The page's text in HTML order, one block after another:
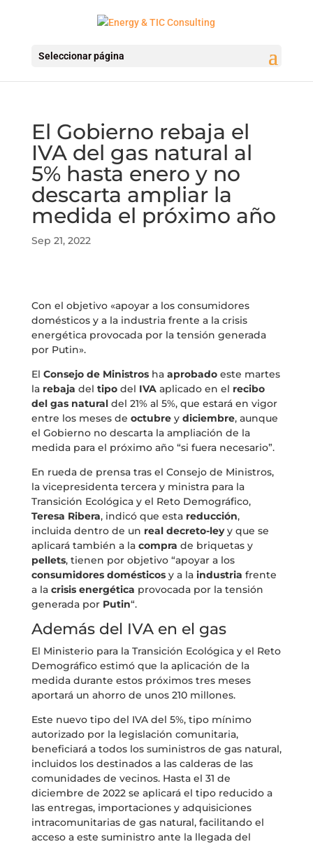
Seleccionar página
El Gobierno rebaja el
IVA del gas natural al
5% hasta enero y no
descarta ampliar la
medida el próximo año
Sep 21, 2022
Con el objetivo «apoyar a los consumidores
domésticos y a la industria frente a la crisis
energética provocada por la tensión generada
por Putin».
El Consejo de Ministros ha aprobadoeste martes
la rebaja del tipodel IVAaplicado en el recibo
del gas naturaldel 21% al 5%, que estará en vigor
entre los meses de octubrey diciembre, aunque
el Gobierno no descarta la ampliación de la
medida para el próximo año “si fuera necesario”.
En rueda de prensa tras el Consejo de Ministros,
la vicepresidenta tercera y ministra para la
Transición Ecológica y el Reto Demográfico,
Teresa Ribera, indicó que esta reducción,
incluida dentro de un real decreto-leyy que se
aplicará también a la compra de briquetas y
pellets, tienen por objetivo “apoyar a los
consumidores domésticosy a la industria frente
a la crisis energética provocada por la tensión
generada por Putin“.
Además del IVA en el gas
El Ministerio para la Transición Ecológica y el Reto
Demográfico estimó que la aplicación de la
medida durante estos próximos tres meses
aportará un ahorro de unos 210 millones.
Este nuevo tipo del IVA del 5%, tipo mínimo
autorizado por la legislación comunitaria,
beneficiará a todos los suministros de gas natural,
incluidos los destinados a las calderas de las
comunidades de vecinos. Hasta el 31 de
diciembre de 2022 se aplicará el tipo reducido a
las entregas, importaciones y adquisiciones
intracomunitarias de gas natural, facilitando el
acceso a este suministro ante la llegada del